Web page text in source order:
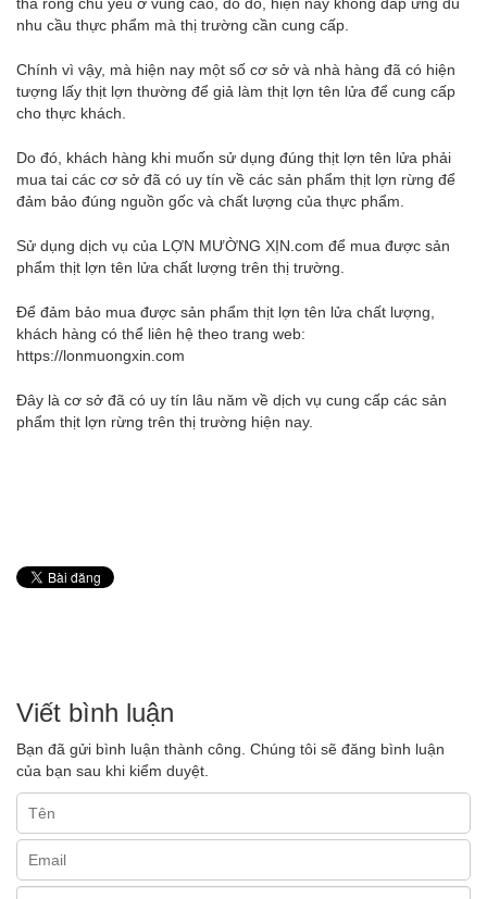
thả rông chủ yếu ở vùng cao, do đó, hiện nay không đáp ứng đủ
nhu cầu thực phẩm mà thị trường cần cung cấp.
Chính vì vậy, mà hiện nay một số cơ sở và nhà hàng đã có hiện
tượng lấy thịt lợn thường để giả làm thịt lợn tên lửa để cung cấp
cho thực khách.
Do đó, khách hàng khi muốn sử dụng đúng thịt lợn tên lửa phải
mua tai các cơ sở đã có uy tín về các sản phẩm thịt lợn rừng để
đảm bảo đúng nguồn gốc và chất lượng của thực phẩm.
Sử dụng dịch vụ của LỢN MƯỜNG XỊN.com để mua được sản
phẩm thịt lợn tên lửa chất lượng trên thị trường.
Để đảm bảo mua được sản phẩm thịt lợn tên lửa chất lượng,
khách hàng có thể liên hệ theo trang web:
https://lonmuongxin.com
Đây là cơ sở đã có uy tín lâu năm về dịch vụ cung cấp các sản
phẩm thịt lợn rừng trên thị trường hiện nay.
Viết bình luận
Bạn đã gửi bình luận thành công. Chúng tôi sẽ đăng bình luận
của bạn sau khi kiểm duyệt.